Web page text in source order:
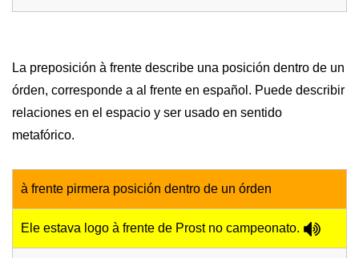
La preposición à frente describe una posición dentro de un
órden, corresponde a al frente en español. Puede describir
relaciones en el espacio y ser usado en sentido
metafórico.
à frente pirmera posición dentro de un órden
Ele estava logo à frente de Prost no campeonato.